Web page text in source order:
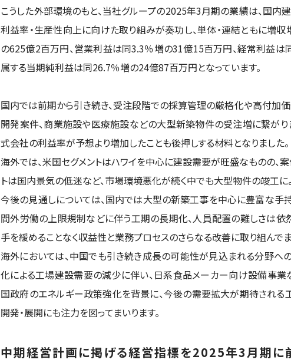
こうした外部環境のもと、当社グループの2025年3月期の業績は、国
利益率・生産性向上に向けた取り組みが奏功し、単体・連結ともに増
の625億2百万円、営業利益は同3.3％増の31億15百万円、経常利益
属する当期純利益は同26.7％増の24億87百万円となっています。
国内では前期から引き続き、受注段階での採算管理の厳格化や高付加
開発案件、商業施設や医療施設などの大型新築物件の受注増に繋がり
式会社の利益率が予想より増加したことも後押しする材料となりました。
海外では、米国セグメントはハワイを中心に建設需要が旺盛なものの、
トは国内景気の低迷など、市場環境悪化が続く中でも大型物件の竣工に
今後の見通しについては、国内では大型の新築工事を中心に豊富な手
間外労働の上限規制などに伴う工期の長期化、人員配置の難しさは依
手を緩めることなく収益性と業務プロセスのさらなる改善に取り組んでま
海外においては、中国でも引き続き成長の可能性が見込まれる分野への
化による工場建設需要の減少に伴い、日系食品メーカー向け設備事業
国政府のエネルギー政策強化を背景に、今後の需要拡大が期待される
開発・展開にも注力を図ってまいります。
中期経営計画に掲げる経営指標を2025年3月期に